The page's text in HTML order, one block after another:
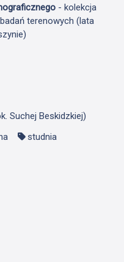
- kolekcja
terenowych (lata
Suchej Beskidzkiej)
studnia